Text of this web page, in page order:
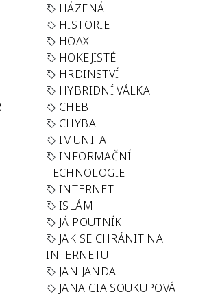
HÁZENÁ
HISTORIE
HOAX
HOKEJISTÉ
HRDINSTVÍ
HYBRIDNÍ VÁLKA
CHEB
CHYBA
IMUNITA
INFORMAČNÍ
TECHNOLOGIE
INTERNET
ISLÁM
JÁ POUTNÍK
JAK SE CHRÁNIT NA
INTERNETU
JAN JANDA
JANA GIA SOUKUPOVÁ